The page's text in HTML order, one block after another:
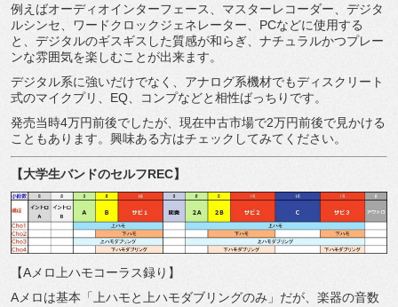
例えばオーディオインターフェース、マスターレコーダー、デジタ
ルシンセ、ワードクロックジェネレーター、 PCなどに使用する
と、デジタルのギスギスした質感が和らぎ、ナチュラルかつプレー
ンな雰囲気を楽しむことが出来ます。
デジタル系に強いだけでなく、アナログ系機材でもディスクリート
式のマイクプリ、 EQ 、コンプなどと相性ばっちりです。
発売当時4万円前後でしたが、現在中古市場で2万円前後で見かける
こともあります。興味ある方はチェックしてみてください。
【大学生バンドのセルフREC】
【Aメロ上ハモコーラス録り】
Aメロは基本「上ハモと上ハモダブリングのみ」だが、楽器の音数